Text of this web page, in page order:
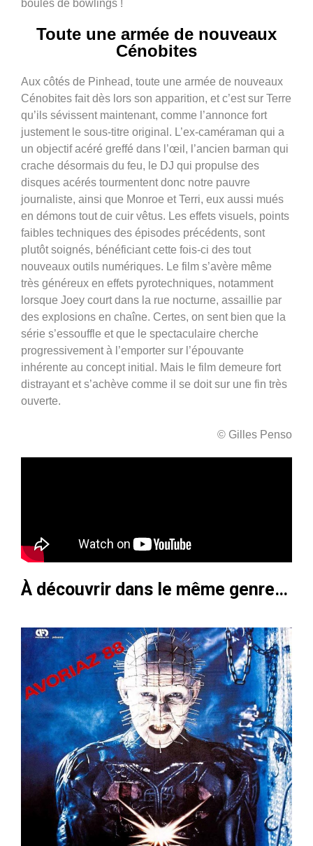
boules de bowlings !
Toute une armée de nouveaux
Cénobites
Aux côtés de Pinhead, toute une armée de nouveaux
Cénobites fait dès lors son apparition, et c’est sur Terre
qu’ils sévissent maintenant, comme l’annonce fort
justement le sous-titre original. L’ex-caméraman qui a
un objectif acéré greffé dans l’œil, l’ancien barman qui
crache désormais du feu, le DJ qui propulse des
disques acérés tourmentent donc notre pauvre
journaliste, ainsi que Monroe et Terri, eux aussi mués
en démons tout de cuir vêtus. Les effets visuels, points
faibles techniques des épisodes précédents, sont
plutôt soignés, bénéficiant cette fois-ci des tout
nouveaux outils numériques. Le film s’avère même
très généreux en effets pyrotechniques, notamment
lorsque Joey court dans la rue nocturne, assaillie par
des explosions en chaîne. Certes, on sent bien que la
série s’essouffle et que le spectaculaire cherche
progressivement à l’emporter sur l’épouvante
inhérente au concept initial. Mais le film demeure fort
distrayant et s’achève comme il se doit sur une fin très
ouverte.
© Gilles Penso
À découvrir dans le même genre…